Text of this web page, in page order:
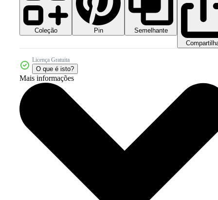
Coleção Pin
Semelhante
Licença Gratuita
O que é isto?
Mais informações